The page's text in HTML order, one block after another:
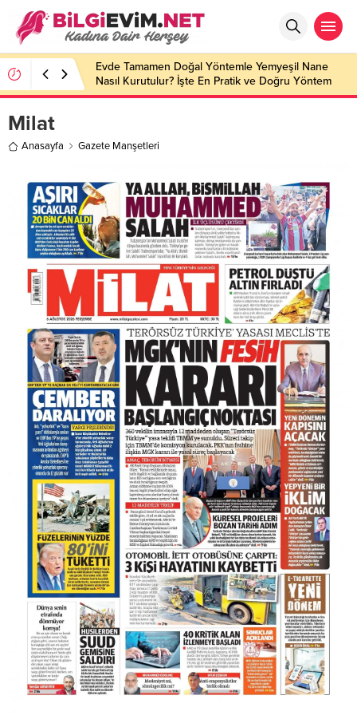
Evde Tamamen Doğal Yöntemle Yemyeşil Nane
Nasıl Kurutulur? İşte En Pratik ve Doğru Yöntem
Milat
Anasayfa Gazete Manşetleri